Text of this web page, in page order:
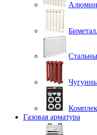
Газовая арматура